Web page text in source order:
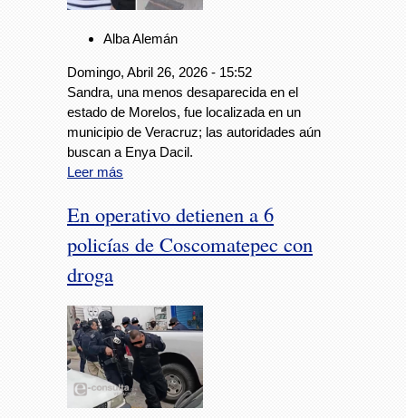
Alba Alemán
Domingo, Abril 26, 2026 - 15:52
Sandra, una menos desaparecida en el
estado de Morelos, fue localizada en un
municipio de Veracruz; las autoridades aún
buscan a Enya Dacil.
Leer más
En operativo detienen a 6
policías de Coscomatepec con
droga